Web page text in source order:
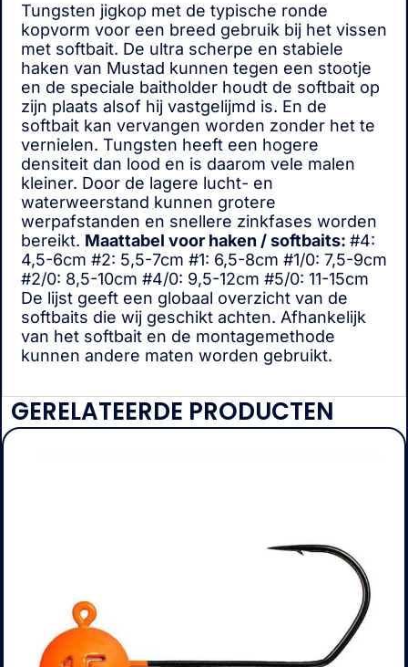
Tungsten jigkop met de typische ronde
kopvorm voor een breed gebruik bij het vissen
met softbait. De ultra scherpe en stabiele
haken van Mustad kunnen tegen een stootje
en de speciale baitholder houdt de softbait op
zijn plaats alsof hij vastgelijmd is. En de
softbait kan vervangen worden zonder het te
vernielen. Tungsten heeft een hogere
densiteit dan lood en is daarom vele malen
kleiner. Door de lagere lucht- en
waterweerstand kunnen grotere
werpafstanden en snellere zinkfases worden
bereikt. Maattabel voor haken / softbaits: #4:
4,5-6cm #2: 5,5-7cm #1: 6,5-8cm #1/0: 7,5-9cm
#2/0: 8,5-10cm #4/0: 9,5-12cm #5/0: 11-15cm
De lijst geeft een globaal overzicht van de
softbaits die wij geschikt achten. Afhankelijk
van het softbait en de montagemethode
kunnen andere maten worden gebruikt.
GERELATEERDE PRODUCTEN